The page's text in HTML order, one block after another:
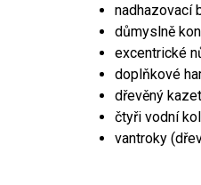
nadhazovací
důmyslně
excentrické
doplňkové
dřevěný
čtyři vodní
vantroky